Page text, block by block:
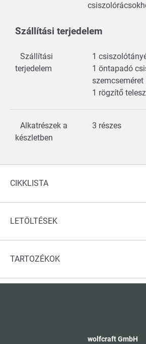
Szállítási terjedelem
Szállítási
terjedelem
1
1 öntapadó
szemcseméret
1 rögzítő
Alkatrészek a
készletben
3 részes
CIKKLISTA
LETÖLTÉSEK
TARTOZÉKOK
wolfcraft GmbH